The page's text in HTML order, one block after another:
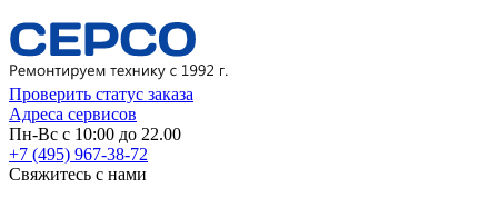
Проверить статус заказа
Адреса сервисов
Пн-Вс с 10:00 до 22.00
+7 (495) 967-38-72
Свяжитесь с нами